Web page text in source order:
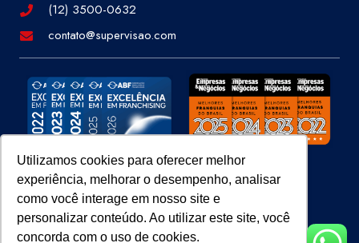
Utilizamos cookies para oferecer melhor
experiência, melhorar o desempenho, analisar
como você interage em nosso site e
personalizar conteúdo. Ao utilizar este site, você
concorda com o uso de cookies.
(12) 3500-0632
contato@supervisao.com
Site 100% Seguro